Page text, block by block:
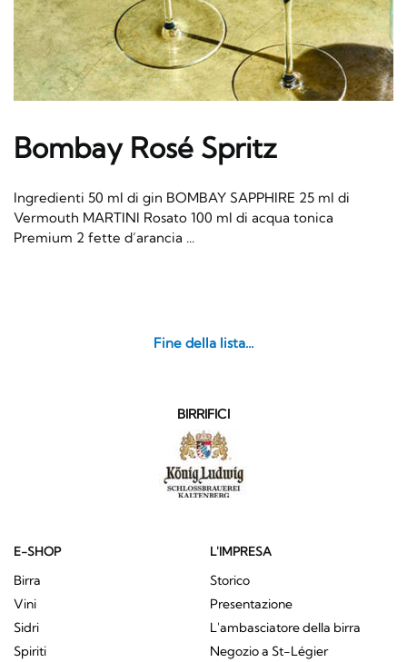
Bombay Rosé Spritz
Ingredienti 50 ml di gin BOMBAY SAPPHIRE 25 ml di
Vermouth MARTINI Rosato 100 ml di acqua tonica
Premium 2 fette d’arancia ...
Fine della lista...
BIRRIFICI
E-SHOP
Birra
Vini
Sidri
Spiriti
L'IMPRESA
Storico
Presentazione
L'ambasciatore della birra
Negozio a St-Légier